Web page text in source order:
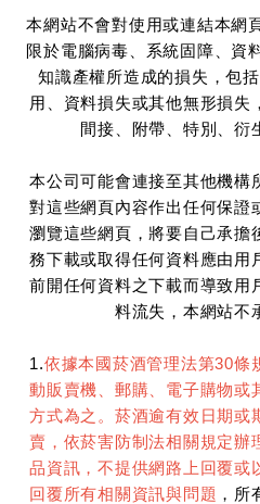
本網站不會對使用或連結本網
限於電腦病毒、系統固障、資
知識產權所造成的損失，包
用、資料損失或其他無形損失
間接、附帶、特別、衍
本公司可能會連接至其他機構
對這些網頁內容作出任何保證
瀏覽這些網頁，將要自己承擔
務下載或取得任何資料應由用
前開任何資料之下載而導致用
料流失，本網站不
1.依據本國菸酒管理法第30條
動販賣機、郵購、電子購物或
方式為之。菸酒逾有效日期或
賣，依菸害防制法相關規定辦
品資訊，不提供網路上回覆或
回覆所有相關資訊與問題 ，所